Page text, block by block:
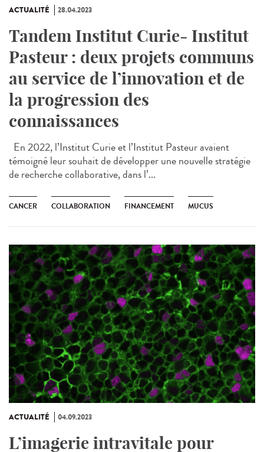
ACTUALITÉ 28.04.2023
Tandem Institut Curie- Institut
Pasteur : deux projets communs
au service de l’innovation et de
la progression des
connaissances
En 2022, l’Institut Curie et l’Institut Pasteur avaient
témoigné leur souhait de développer une nouvelle stratégie
de recherche collaborative, dans l’...
CANCER COLLABORATION FINANCEMENT MUCUS
ACTUALITÉ 04.09.2023
L’imagerie intravitale pour